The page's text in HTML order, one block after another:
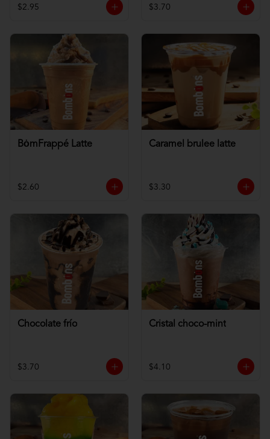
$2.95 $3.70
BȯmFrappé Latte
$2.60
Caramel brulee latte
$3.30
Chocolate frío
$3.70
Cristal choco-mint
$4.10